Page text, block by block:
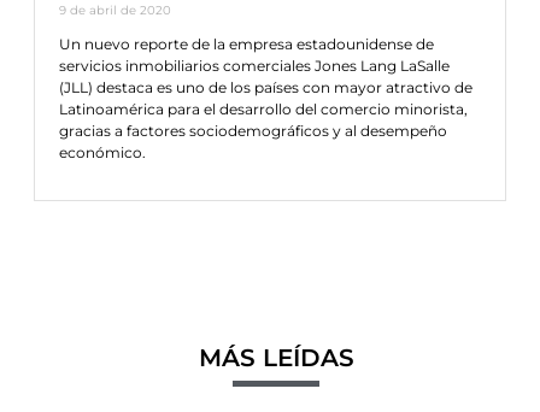
9 de abril de 2020
Un nuevo reporte de la empresa estadounidense de
servicios inmobiliarios comerciales Jones Lang LaSalle
(JLL) destaca es uno de los países con mayor atractivo de
Latinoamérica para el desarrollo del comercio minorista,
gracias a factores sociodemográficos y al desempeño
económico.
MÁS LEÍDAS